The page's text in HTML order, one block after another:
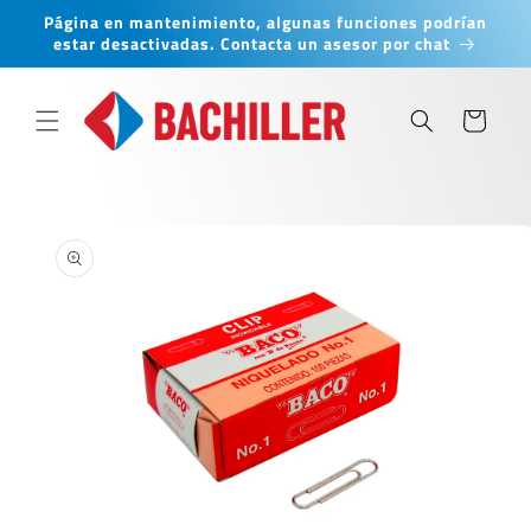
directamente
al contenido
Página en mantenimiento, algunas funciones podrían
estar desactivadas. Contacta un asesor por chat
Carrito
información
del producto